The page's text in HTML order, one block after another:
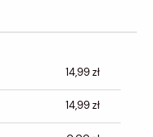
14,99 zł
14,99 zł